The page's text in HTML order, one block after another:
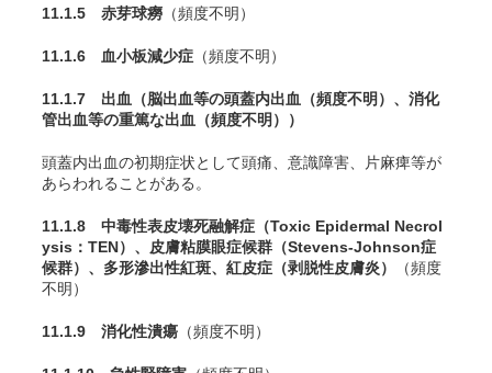
11.1.5 赤芽球癆 （頻度不明）
11.1.6 血小板減少症 （頻度不明）
11.1.7 出血（脳出血等の頭蓋内出血 （頻度不明） 、消化
管出血等の重篤な出血
（頻度不明） ）
頭蓋内出血の初期症状として頭痛、意識障害、片麻痺等が
あらわれることがある。
11.1.8 中毒性表皮壊死融解症（Toxic Epidermal Necrol
ysis：TEN）、皮膚粘膜眼症候群（Stevens-Johnson症
候群）、多形滲出性紅斑、紅皮症（剥脱性皮膚炎）
（頻度
不明）
11.1.9 消化性潰瘍 （頻度不明）